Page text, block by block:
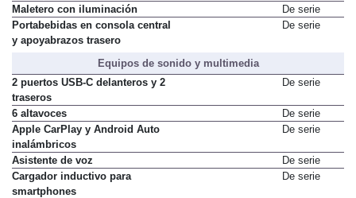
Maletero con iluminación
De serie
Portabebidas en consola central
y apoyabrazos trasero
De serie
Equipos de sonido y multimedia
2 puertos USB-C delanteros y 2
traseros
De serie
6 altavoces
De serie
Apple CarPlay y Android Auto
inalámbricos
De serie
Asistente de voz
De serie
Cargador inductivo para
smartphones
De serie